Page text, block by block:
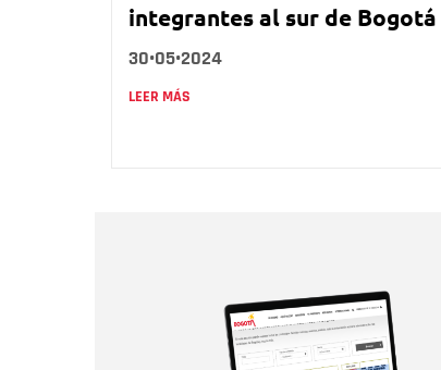
integrantes al sur de Bogotá
30•05•2024
LEER MÁS